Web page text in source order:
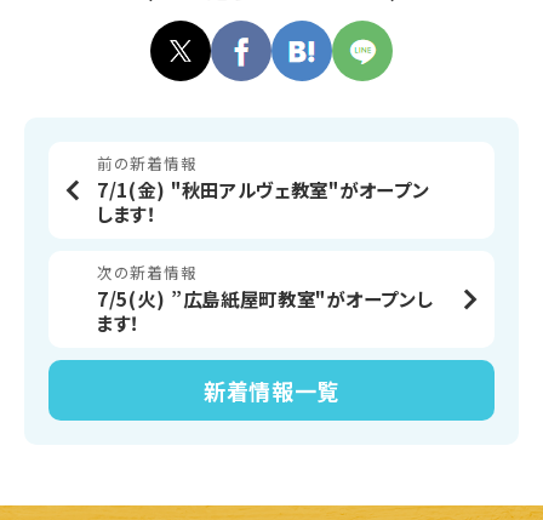
前の新着情報
7/1(金) "秋田アルヴェ教室"がオープン
します！
新着情報一覧
次の新着情報
7/5(火) ”広島紙屋町教室"がオープンし
ます！